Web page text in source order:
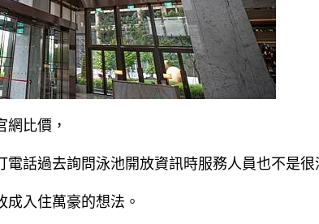
比價，
話過去詢問泳池開放資訊時服務人員也不是很
入住萬豪的想法。